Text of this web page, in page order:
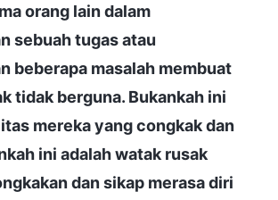
orang lain dalam
sebuah tugas atau
beberapa masalah membuat
tidak berguna. Bukankah ini
mereka yang congkak dan
ini adalah watak rusak
dan sikap merasa diri